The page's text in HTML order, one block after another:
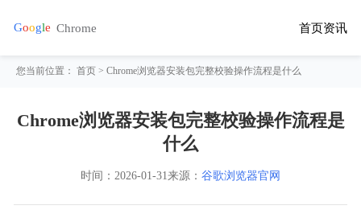
首页资讯
您当前位置：首页 > Chrome浏览器安装包完整校验操作流程是什么
Chrome浏览器安装包完整校验操作流程是
什么
时间： 2026-01-31来源： 谷歌浏览器官网